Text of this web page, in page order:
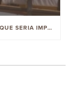
MODELO MENTAL FORA DA CAIXA, POR QUE SERIA IMPORTANTE PARA MIM?